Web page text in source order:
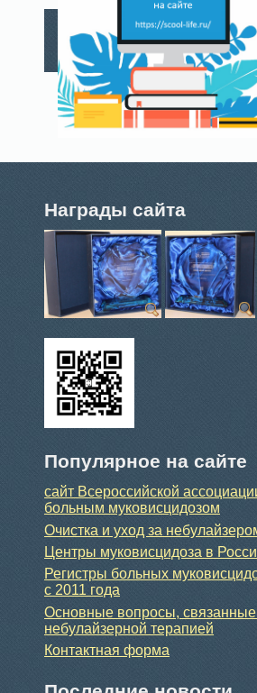
Награды сайта
Популярное на сайте
сайт Всероссийской
больным муковисцидозом
Очистка и уход за
Центры муковисцидоза в
Регистры больных
с 2011 года
Основные вопросы,
небулайзерной терапией
Контактная форма